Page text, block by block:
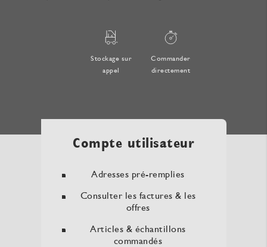
Stockage sur
appel
Commander
directement
Compte utilisateur
Adresses pré-remplies
Consulter les factures & les
offres
Articles & échantillons
commandés